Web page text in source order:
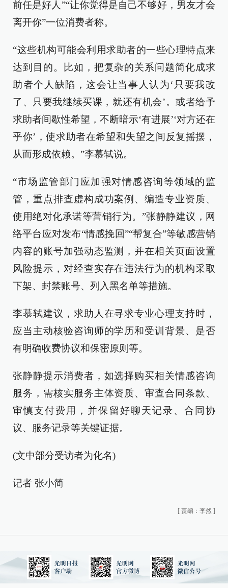
前任是好人”“让你觉得是自己不够好，男友才会
离开你”一位消费者称。
“这些机构可能会利用求助者的一些心理特点来
达到目的。比如，把复杂的关系问题简化成求
助者个人缺陷，这会让当事人认为‘只要我改
了、只要我继续买课，就还有机会’。或者给予
求助者间歇性希望，不断暗示‘有进展’‘对方还在
乎你’，使求助者在希望和失望之间反复摇摆，
从而形成依赖。”李慕轼说。
“市场监管部门应加强对情感咨询等领域的监
管，重点排查虚构成功案例、编造专业资质、
使用绝对化承诺等营销行为。”张静静建议，网
络平台应对发布“情感挽回”“帮复合”等敏感营销
内容的账号加强动态监测，并在相关页面设置
风险提示，对经查实存在违法行为的机构采取
下架、封禁账号、列入黑名单等措施。
李慕轼建议，求助人在寻求专业心理支持时，
应当主动核验咨询师的学历和受训背景、是否
有明确收费协议和保密原则等。
张静静提示消费者，如选择购买相关情感咨询
服务，需核实服务主体资质、审查合同条款、
审慎支付费用，并保留好聊天记录、合同协
议、服务记录等关键证据。
(文中部分受访者为化名)
记者 张小简
[ 责编：李然 ]